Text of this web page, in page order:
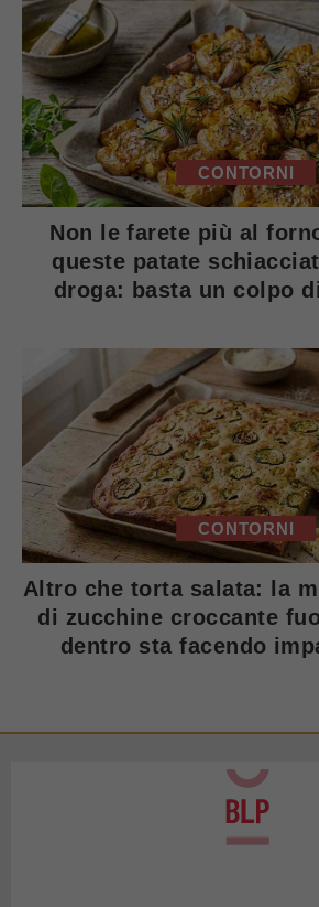
CONTORNI
Non le farete più al
queste patate
droga: basta un colpo
CONTORNI
Altro che torta salata: la
di zucchine croccante
dentro sta facendo